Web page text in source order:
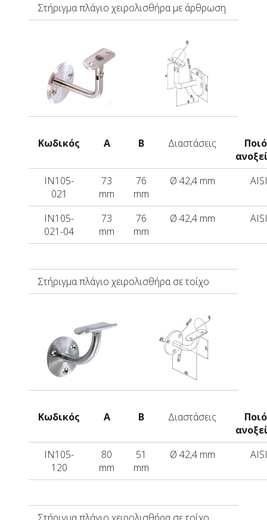
Στήριγμα πλάγιο χειρολισθήρα με άρθρωση
Κωδικός A B Διαστάσεις
IN105-
021
73
mm
76
mm
Ø 42,4 mm
IN105-
021-04
73
mm
76
mm
Ø 42,4 mm
Στήριγμα πλάγιο χειρολισθήρα σε τοίχο
Κωδικός A B Διαστάσεις
IN105-
120
80
mm
51
mm
Ø 42,4 mm